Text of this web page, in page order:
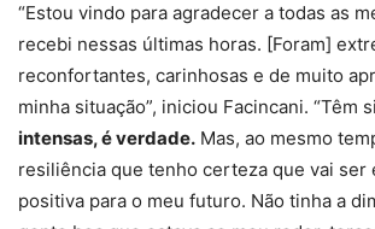
“Estou vindo para agradecer a todas as
recebi nessas últimas horas. [Foram]
reconfortantes, carinhosas e de muito
minha situação”, iniciou Facincani. “Têm
intensas, é verdade. Mas, ao mesmo
resiliência que tenho certeza que vai ser
positiva para o meu futuro. Não tinha a